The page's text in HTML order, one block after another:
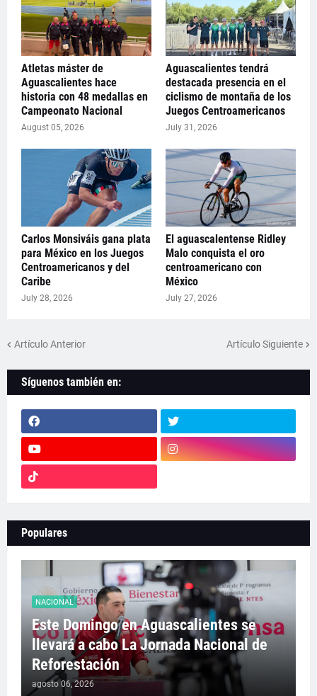
Atletas máster de
Aguascalientes hace
historia con 48 medallas en
Campeonato Nacional
August 05, 2026
Aguascalientes tendrá
destacada presencia en el
ciclismo de montaña de los
Juegos Centroamericanos
July 31, 2026
Carlos Monsiváis gana plata
para México en los Juegos
Centroamericanos y del
Caribe
July 28, 2026
El aguascalentense Ridley
Malo conquista el oro
centroamericano con
México
July 27, 2026
Artículo Anterior Artículo Siguiente
Síguenos también en:
Populares
NACIONAL
Este Domingo en Aguascalientes se
llevará a cabo La Jornada Nacional de
Reforestación
agosto 06, 2026